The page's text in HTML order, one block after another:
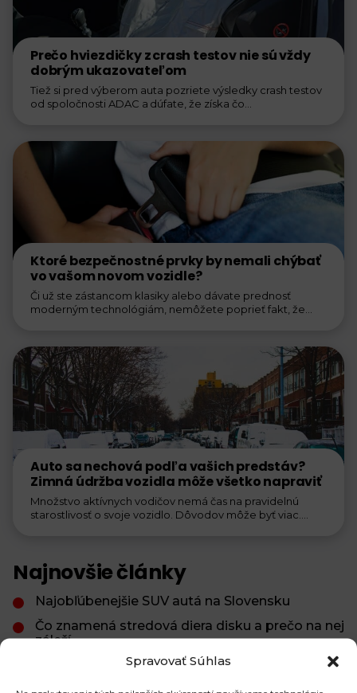
Spravovať Súhlas
Najnovšie články
Najobľúbenejšie SUV autá na Slovensku
Čo znamená stredová diera disku a prečo na nej
záleží
Brzdová kvapalina: ako a kedy ju meniť, aby
Prečo hviezdičky z crash testov nie sú vždy
dobrým ukazovateľom
Tiež si pred výberom auta pozriete výsledky crash testov
od spoločnosti ADAC a dúfate, že získa čo...
Ktoré bezpečnostné prvky by nemali chýbať
vo vašom novom vozidle?
Či už ste zástancom klasiky alebo dávate prednosť
moderným technológiám, nemôžete poprieť fakt, že
Auto sa nechová podľa vašich predstáv?
Zimná údržba vozidla môže všetko napraviť
Množstvo aktívnych vodičov nemá čas na pravidelnú
starostlivosť o svoje vozidlo. Dôvodov môže byť viac.